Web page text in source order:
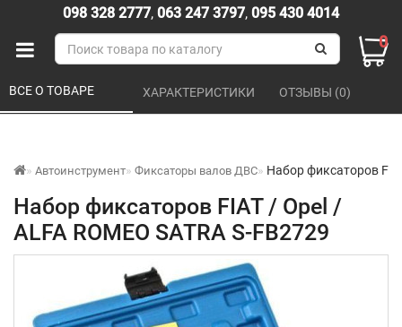
098 328 2777, 063 247 3797, 095 430 4014
0
Автоинструмент Фиксаторы валов ДВС Набор фиксаторов
Набор фиксаторов FIAT / Opel /
ALFA ROMEO SATRA S-FB2729
ВСЕ О ТОВАРЕ ХАРАКТЕРИСТИКИ ОТЗЫВЫ (0)